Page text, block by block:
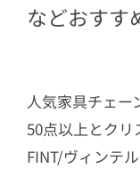
などおすす
人気家具チェー
50点以上とクリ
FINT/ヴィンテ